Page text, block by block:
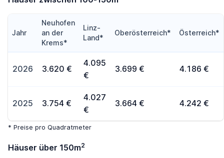
Jahr
Neuhofen
an der
Krems*
Linz-
Land*
Oberösterreich* Österreich*
2026 3.620 €
4.095
€
3.699 € 4.186 €
2025 3.754 €
4.027
€
3.664 € 4.242 €
* Preise pro Quadratmeter
Häuser über 150m2